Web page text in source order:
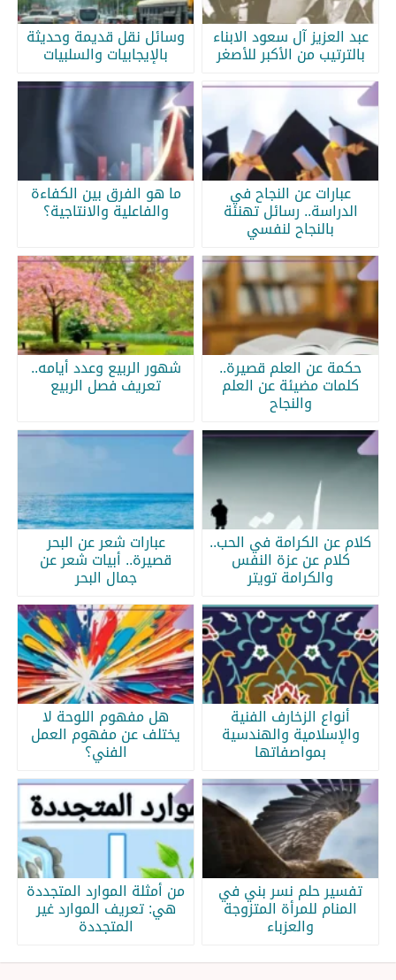
عبد العزيز آل سعود الابناء
بالترتيب من الأكبر للأصغر
وسائل نقل قديمة وحديثة
بالإيجابيات والسلبيات
عبارات عن النجاح في
الدراسة.. رسائل تهنئة
بالنجاح لنفسي
ما هو الفرق بين الكفاءة
والفاعلية والانتاجية؟
حكمة عن العلم قصيرة..
كلمات مضيئة عن العلم
والنجاح
شهور الربيع وعدد أيامه..
تعريف فصل الربيع
كلام عن الكرامة في الحب..
كلام عن عزة النفس
والكرامة تويتر
عبارات شعر عن البحر
قصيرة.. أبيات شعر عن
جمال البحر
أنواع الزخارف الفنية
والإسلامية والهندسية
بمواصفاتها
هل مفهوم اللوحة لا
يختلف عن مفهوم العمل
الفني؟
تفسير حلم نسر بني في
المنام للمرأة المتزوجة
والعزباء
من أمثلة الموارد المتجددة
هي: تعريف الموارد غير
المتجددة